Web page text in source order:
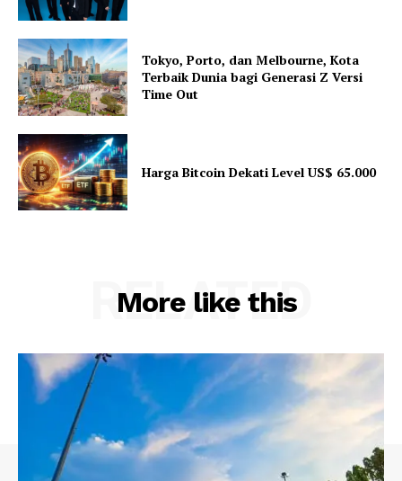
Tokyo, Porto, dan Melbourne, Kota
Terbaik Dunia bagi Generasi Z Versi
Time Out
Harga Bitcoin Dekati Level US$ 65.000
More like this
RELATED